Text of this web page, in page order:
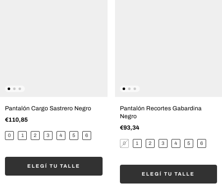
Pantalón Cargo Sastrero Negro
€110,85
0 1 2 3 4 5 6
ELEGÍ TU TALLE
Pantalón Recortes Gabardina
Negro
€93,34
0 1 2 3 4 5 6
ELEGÍ TU TALLE